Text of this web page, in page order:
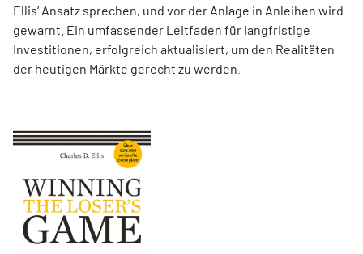
Ellis’ Ansatz sprechen, und vor der Anlage in Anleihen wird
gewarnt. Ein umfassender Leitfaden für langfristige
Investitionen, erfolgreich aktualisiert, um den Realitäten
der heutigen Märkte gerecht zu werden.